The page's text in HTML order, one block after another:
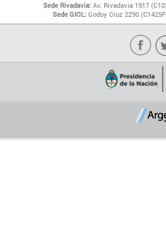
Sede Rivadavia: Av. Rivadavia 1917
Sede GIOL: Godoy Cruz 2290